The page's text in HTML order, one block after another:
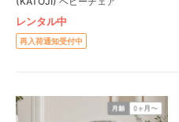
レンタル中
再入荷通知受付中